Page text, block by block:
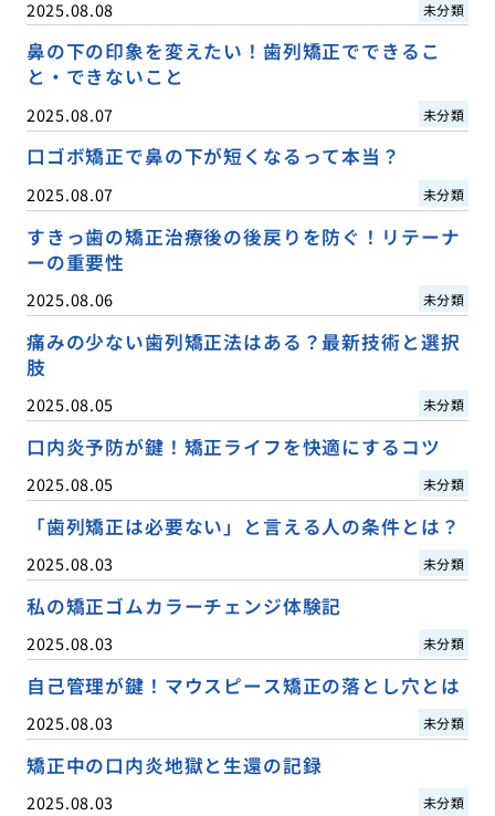
2025.08.08 未分類
鼻の下の印象を変えたい！歯列矯正でできるこ
と・できないこと
2025.08.07 未分類
口ゴボ矯正で鼻の下が短くなるって本当？
2025.08.07 未分類
すきっ歯の矯正治療後の後戻りを防ぐ！リテーナ
ーの重要性
2025.08.06 未分類
痛みの少ない歯列矯正法はある？最新技術と選択
肢
2025.08.05 未分類
口内炎予防が鍵！矯正ライフを快適にするコツ
2025.08.05 未分類
「歯列矯正は必要ない」と言える人の条件とは？
2025.08.03 未分類
私の矯正ゴムカラーチェンジ体験記
2025.08.03 未分類
自己管理が鍵！マウスピース矯正の落とし穴とは
2025.08.03 未分類
矯正中の口内炎地獄と生還の記録
2025.08.03 未分類